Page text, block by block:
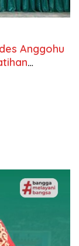
Anggohu